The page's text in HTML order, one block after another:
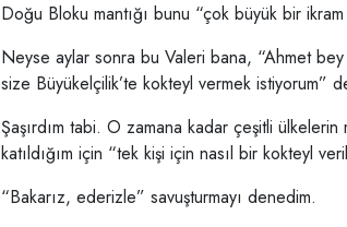
Doğu Bloku mantığı bunu “çok büyük bir
Neyse aylar sonra bu Valeri bana, “Ahmet
size Büyükelçilik’te kokteyl vermek istiyorum”
Şaşırdım tabi. O zamana kadar çeşitli
katıldığım için “tek kişi için nasıl bir kokteyl
“Bakarız, ederizle” savuşturmayı denedim.